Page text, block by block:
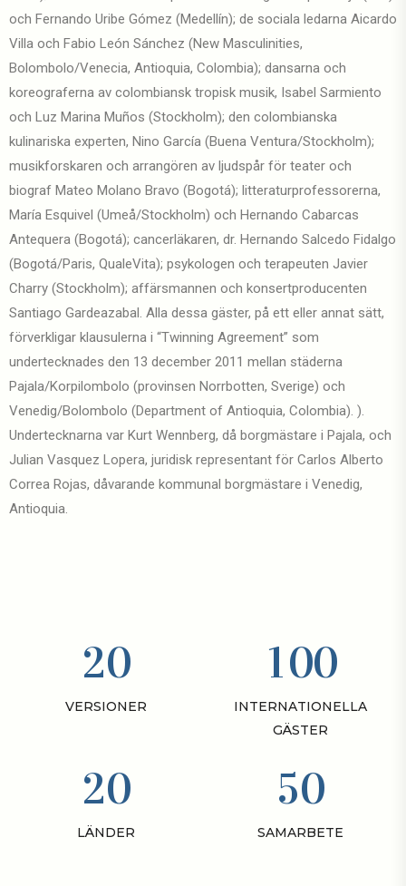
och Fernando Uribe Gómez (Medellín); de sociala ledarna Aicardo
Villa och Fabio León Sánchez (New Masculinities,
Bolombolo/Venecia, Antioquia, Colombia); dansarna och
koreograferna av colombiansk tropisk musik, Isabel Sarmiento
och Luz Marina Muños (Stockholm); den colombianska
kulinariska experten, Nino García (Buena Ventura/Stockholm);
musikforskaren och arrangören av ljudspår för teater och
biograf Mateo Molano Bravo (Bogotá); litteraturprofessorerna,
María Esquivel (Umeå/Stockholm) och Hernando Cabarcas
Antequera (Bogotá); cancerläkaren, dr. Hernando Salcedo Fidalgo
(Bogotá/Paris, QualeVita); psykologen och terapeuten Javier
Charry (Stockholm); affärsmannen och konsertproducenten
Santiago Gardeazabal. Alla dessa gäster, på ett eller annat sätt,
förverkligar klausulerna i “Twinning Agreement” som
undertecknades den 13 december 2011 mellan städerna
Pajala/Korpilombolo (provinsen Norrbotten, Sverige) och
Venedig/Bolombolo (Department of Antioquia, Colombia). ).
Undertecknarna var Kurt Wennberg, då borgmästare i Pajala, och
Julian Vasquez Lopera, juridisk representant för Carlos Alberto
Correa Rojas, dåvarande kommunal borgmästare i Venedig,
Antioquia.
20
VERSIONER
100
INTERNATIONELLA
GÄSTER
20
LÄNDER
50
SAMARBETE